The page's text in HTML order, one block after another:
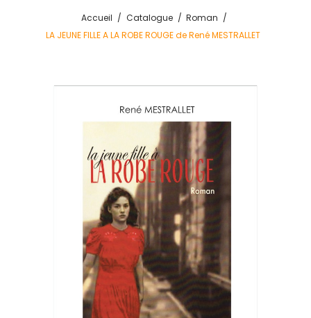
Accueil Catalogue
Roman
LA JEUNE FILLE A LA ROBE ROUGE de René MESTRALLET